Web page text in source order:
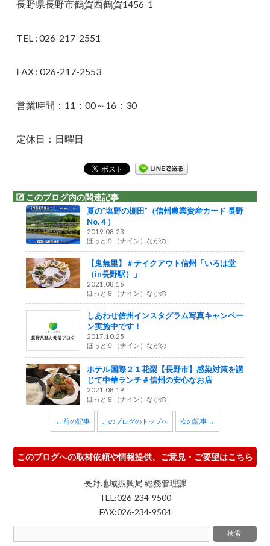
長野県長野市鶴賀西鶴賀1456-1
TEL : 026-217-2551
FAX : 026-217-2553
営業時間：11：00～16：30
定休日：日曜日
このブログ内の関連記事
夏の”塩野の棚田”（信州農業資産カード 長野
No.４）
2019.08.23
ほっと９（ナイン）ながの
【鬼無里】＃テイクアウト信州「いろは堂
（in長野駅）」
2021.08.16
ほっと９（ナイン）ながの
しあわせ信州インスタグラム写真キャンペー
ン実施中です！
2017.10.25
ほっと９（ナイン）ながの
ホテル国際２１花梨【長野市】感染対策を講
じて中華ランチ＃信州の安心なお店
2021.08.19
ほっと９（ナイン）ながの
← 前の記事 このブログのトップへ 次の記事 →
このブログへの取材依頼や情報提供、ご意見・ご要望はこちら
長野地域振興局 総務管理課
TEL:026-234-9500
FAX:026-234-9504